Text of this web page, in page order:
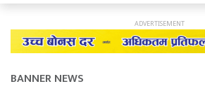
BANNER NEWS